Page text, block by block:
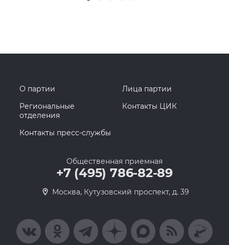
О партии
Лица партии
Региональные
отделения
Контакты ЦИК
Контакты пресс-службы
Общественная приемная
+7 (495) 786-82-89
Москва, Кутузовский проспект, д. 39